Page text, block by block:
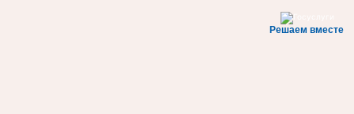
Решаем вместе